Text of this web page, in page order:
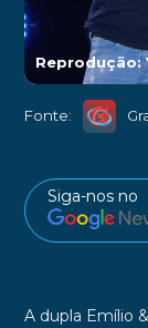
Reprodução:
Fonte:
Siga-nos no
A dupla Emílio